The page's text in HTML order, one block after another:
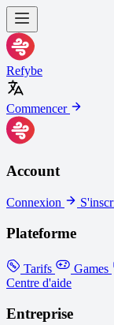
Refybe
Commencer
Account
Connexion
Plateforme
Tarifs Games
Centre d'aide
Entreprise